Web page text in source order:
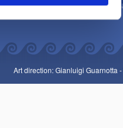
Art direction: Gianluigi Guarnotta -